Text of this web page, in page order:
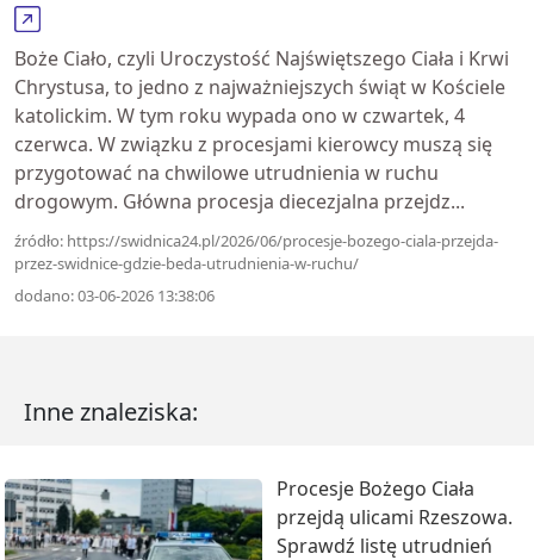
Boże Ciało, czyli Uroczystość Najświętszego Ciała i Krwi
Chrystusa, to jedno z najważniejszych świąt w Kościele
katolickim. W tym roku wypada ono w czwartek, 4
czerwca. W związku z procesjami kierowcy muszą się
przygotować na chwilowe utrudnienia w ruchu
drogowym. Główna procesja diecezjalna przejdz...
źródło: https://swidnica24.pl/2026/06/procesje-bozego-ciala-przejda-
przez-swidnice-gdzie-beda-utrudnienia-w-ruchu/
dodano: 03-06-2026 13:38:06
Inne znaleziska:
Procesje Bożego Ciała
przejdą ulicami Rzeszowa.
Sprawdź listę utrudnień